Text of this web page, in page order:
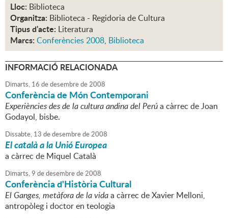
Lloc: Biblioteca
Organitza: Biblioteca - Regidoria de Cultura
Tipus d'acte: Literatura
Marcs: Conferències 2008, Biblioteca
INFORMACIÓ RELACIONADA
Dimarts, 16 dedesembrede2008
Conferència de Món Contemporani
Experiències des de la cultura andina del Perúa càrrec de Joan
Godayol, bisbe.
Dissabte, 13 dedesembrede2008
El català a la Unió Europea
a càrrec de Miquel Català
Dimarts,9 dedesembrede2008
Conferència d'Història Cultural
El Ganges, metàfora de la vidaa càrrec de Xavier Melloni,
antropòleg i doctor en teologia